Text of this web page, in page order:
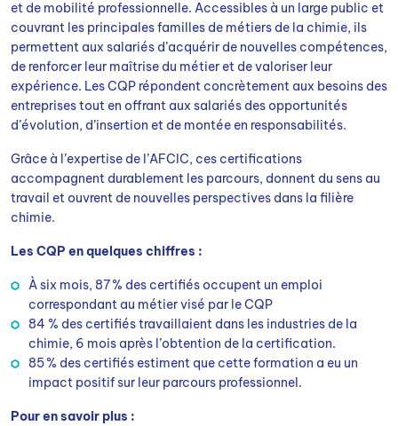
et de mobilité professionnelle. Accessibles à un large public et
couvrant les principales familles de métiers de la chimie, ils
permettent aux salariés d’acquérir de nouvelles compétences,
de renforcer leur maîtrise du métier et de valoriser leur
expérience. Les CQP répondent concrètement aux besoins des
entreprises tout en offrant aux salariés des opportunités
d’évolution, d’insertion et de montée en responsabilités.
Grâce à l’expertise de l’AFCIC, ces certifications
accompagnent durablement les parcours, donnent du sens au
travail et ouvrent de nouvelles perspectives dans la filière
chimie.
Les CQP en quelques chiffres :
À six mois, 87 % des certifiés occupent un emploi
correspondant au métier visé par le CQP
84 % des certifiés travaillaient dans les industries de la
chimie, 6 mois après l’obtention de la certification.
85 % des certifiés estiment que cette formation a eu un
impact positif sur leur parcours professionnel.
Pour en savoir plus :